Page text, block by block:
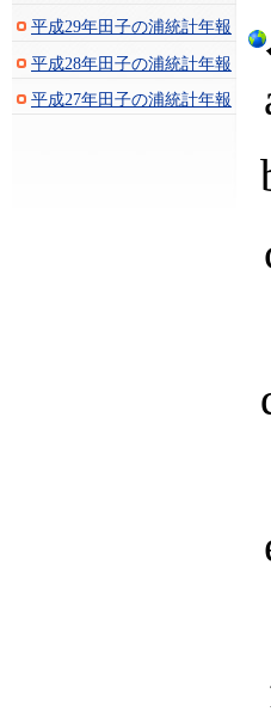
平成29年田子の浦統計年報
平成28年田子の浦統計年報
平成27年田子の浦統計年報